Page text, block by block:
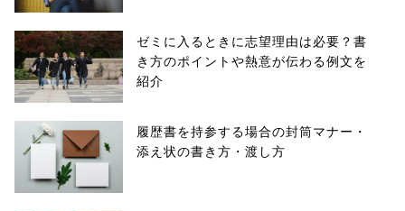
ゼミに入るときに志望理由は必要？書
き方のポイントや熱意が伝わる例文を
紹介
履歴書を持参する場合の封筒マナー・
添え状の書き方・渡し方